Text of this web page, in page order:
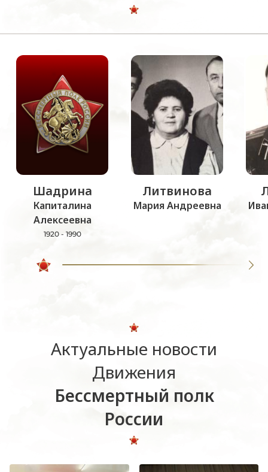
Шадрина
Капиталина
Алексеевна
1920 - 1990
Литвинова
Мария Андреевна
Актуальные новости
Движения
Бессмертный полк
России